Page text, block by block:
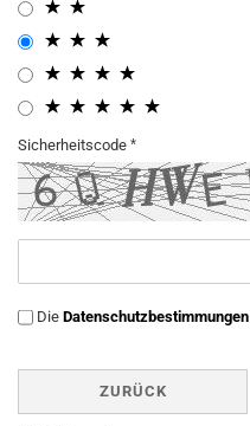
Sicherheitscode
Die Datenschutzbestimmungen
ZURÜCK